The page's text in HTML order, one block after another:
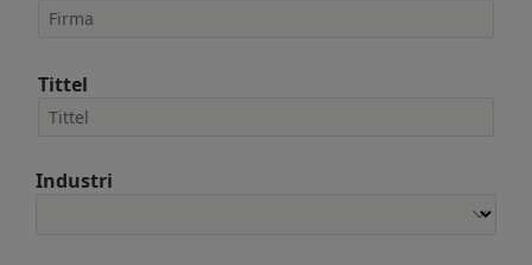
Tittel
Industri